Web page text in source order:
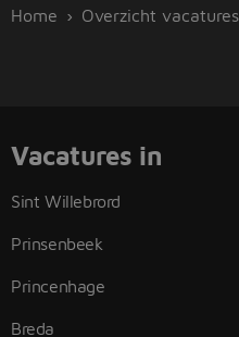
Home Overzicht vacatures
Vacatures in
Sint Willebrord
Prinsenbeek
Princenhage
Breda